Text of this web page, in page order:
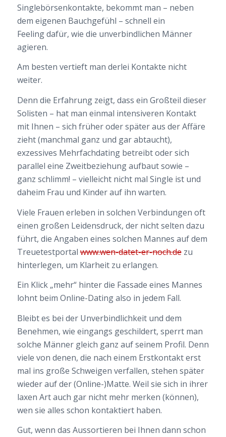
Singlebörsenkontakte, bekommt man – neben
dem eigenen Bauchgefühl – schnell ein
Feeling dafür, wie die unverbindlichen Männer
agieren.
Am besten vertieft man derlei Kontakte nicht
weiter.
Denn die Erfahrung zeigt, dass ein Großteil dieser
Solisten – hat man einmal intensiveren Kontakt
mit Ihnen – sich früher oder später aus der Affäre
zieht (manchmal ganz und gar abtaucht),
exzessives Mehrfachdating betreibt oder sich
parallel eine Zweitbeziehung aufbaut sowie –
ganz schlimm! – vielleicht nicht mal Single ist und
daheim Frau und Kinder auf ihn warten.
Viele Frauen erleben in solchen Verbindungen oft
einen großen Leidensdruck, der nicht selten dazu
führt, die Angaben eines solchen Mannes auf dem
Treuetestportalwww.wen-datet-er-noch.dezu
hinterlegen, um Klarheit zu erlangen.
Ein Klick „mehr“ hinter die Fassade eines Mannes
lohnt beim Online-Dating also in jedem Fall.
Bleibt es bei der Unverbindlichkeit und dem
Benehmen, wie eingangs geschildert, sperrt man
solche Männer gleich ganz auf seinem Profil. Denn
viele von denen, die nach einem Erstkontakt erst
mal ins große Schweigen verfallen, stehen später
wieder auf der (Online-)Matte. Weil sie sich in ihrer
laxen Art auch gar nicht mehr merken (können),
wen sie alles schon kontaktiert haben.
Gut, wenn das Aussortieren bei Ihnen dann schon